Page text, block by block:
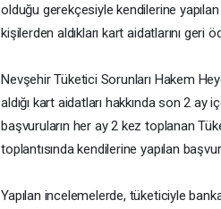
olduğu gerekçesiyle kendilerine
kişilerden aldıkları kart aidatlarını geri
Nevşehir Tüketici Sorunları Hakem
aldığı kart aidatları hakkında son 2 ay
başvuruların her ay 2 kez toplanan
toplantısında kendilerine yapılan
Yapılan incelemelerde, tüketiciyle